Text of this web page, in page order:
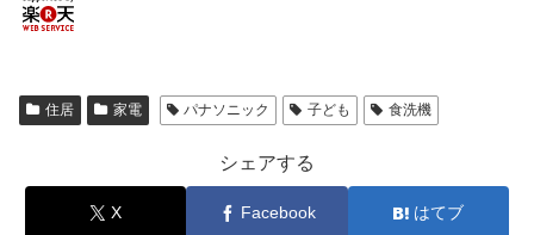
住居 家電 パナソニック 子ども 食洗機
シェアする
X Facebook はてブ